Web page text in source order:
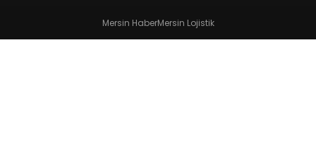
Mersin HaberMersin Lojistik